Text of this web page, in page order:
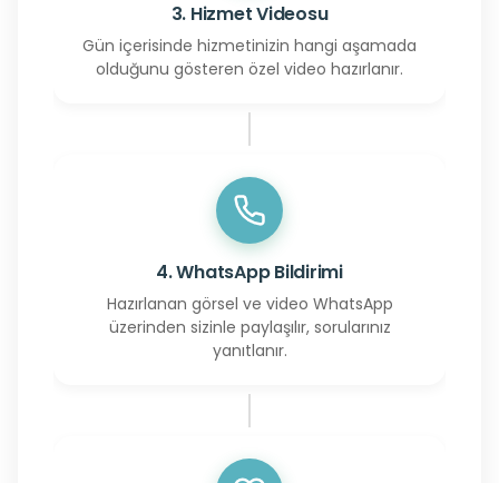
3. Hizmet Videosu
Gün içerisinde hizmetinizin hangi aşamada
olduğunu gösteren özel video hazırlanır.
4. WhatsApp Bildirimi
Hazırlanan görsel ve video WhatsApp
üzerinden sizinle paylaşılır, sorularınız
yanıtlanır.